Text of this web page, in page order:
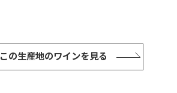
この生産地のワインを見る